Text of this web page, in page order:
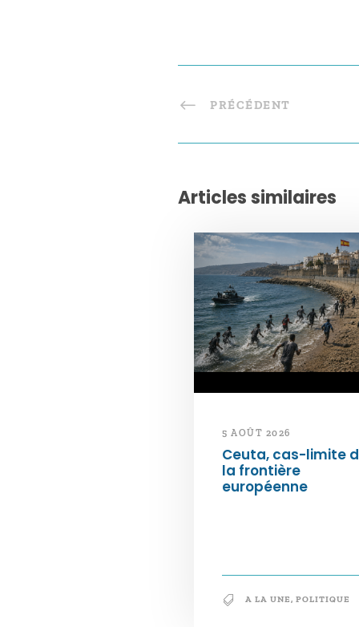
PRÉCÉDENT
Articles similaires
5 AOÛT 2026
Ceuta, cas-limite
la frontière
européenne
A LA UNE, POLITIQUE